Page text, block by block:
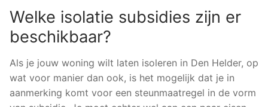
Welke isolatie subsidies zijn er
beschikbaar?
Als je jouw woning wilt laten isoleren in Den Helder, op
wat voor manier dan ook, is het mogelijk dat je in
aanmerking komt voor een steunmaatregel in de vorm